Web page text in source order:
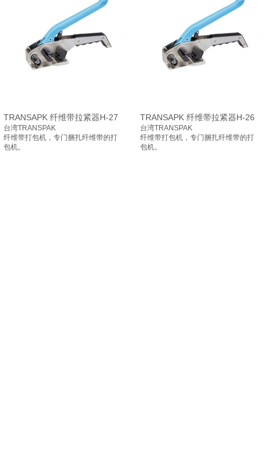
TRANSAPK 纤维带拉紧器H-27
台湾TRANSPAK
纤维带打包机，专门捆扎纤维带的打
包机。
TRANSAPK 纤维带拉紧器H-26
台湾TRANSPAK
纤维带打包机，专门捆扎纤维带的打
包机。